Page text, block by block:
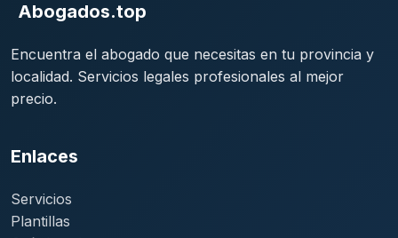
Abogados.top
Encuentra el abogado que necesitas en tu provincia y
localidad. Servicios legales profesionales al mejor
precio.
Enlaces
Servicios
Plantillas